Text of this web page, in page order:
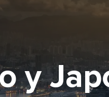
y